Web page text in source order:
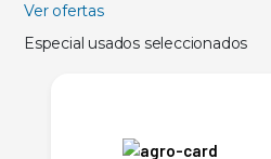
Ver ofertas
Especial usados seleccionados